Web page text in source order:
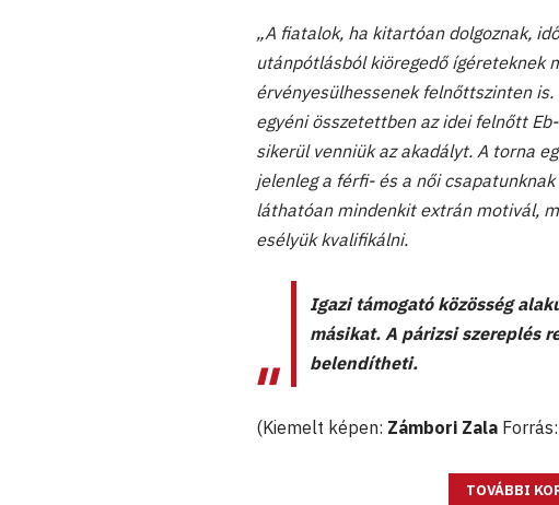
„A fiatalok, ha kitartóan dolgoznak,
utánpótlásból kiöregedő ígéreteknek
érvényesülhessenek felnőttszinten
egyéni összetettben az idei felnőtt
sikerül venniük az akadályt. A torna
jelenleg a férfi- és a női
láthatóan mindenkit extrán motivál,
esélyük kvalifikálni.
Igazi támogató közösség
másikat. A párizsi szereplés
belendítheti.
(Kiemelt képen: Zámbori Zala
TOVÁBBI